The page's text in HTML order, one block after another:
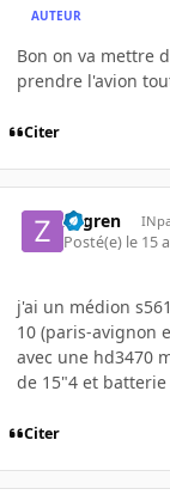
AUTEUR
Bon on va mettre
prendre l'avion
Citer
zogren
Posté(e) le 15
j'ai un médion
10 (paris-avignon
avec une hd3470
de 15"4 et
Citer